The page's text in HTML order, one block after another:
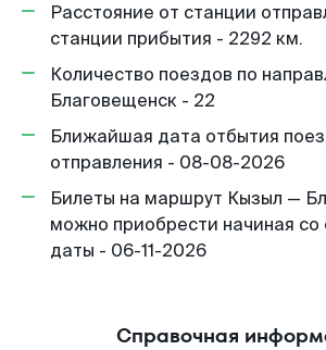
Расстояние от станции
станции прибытия - 2292 км.
Количество поездов по
Благовещенск - 22
Ближайшая дата отбытия
отправления - 08-08-2026
Билеты на маршрут Кызыл —
можно приобрести начиная
даты - 06-11-2026
Справочная